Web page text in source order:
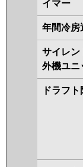
三菱重工
パナソニック
イマー
年間冷房
サイレン
外機ユニ
ドラフ